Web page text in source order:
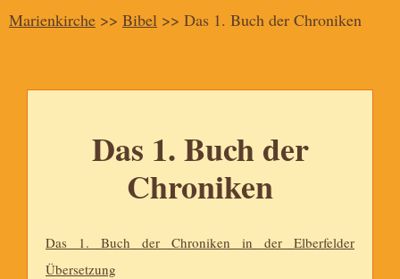
Das 1. Buch der
Chroniken
Das 1. Buch der Chroniken in der Elberfelder
Übersetzung
Marienkirche >> Bibel >> Das 1. Buch der Chroniken